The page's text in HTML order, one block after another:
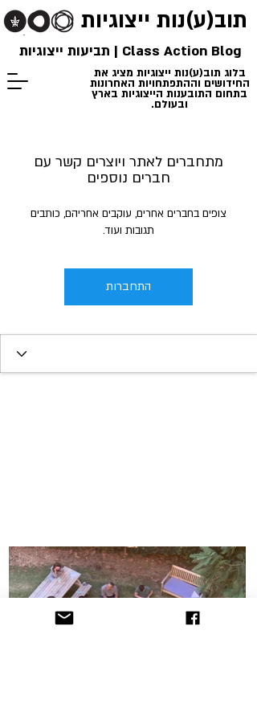
תוב(ע)נות ייצוגיות
בלוג תוב(ע)נות ייצוגיות מציג את
החידושים וההתפתחויות האחרונות
בתחום התובענות הייצוגיות בארץ
ובעולם.
Class Action Blog | תביעות ייצוגיות
מתחברים לאתר ויוצרים קשר עם
חברים נוספים
צופים בחברים אחרים, עוקבים אחריהם, כותבים
תגובות ועוד.
התחברות